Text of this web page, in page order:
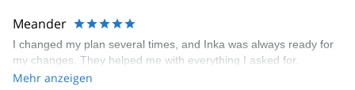
Meander
I changed my plan several times, and Inka was always ready for
my changes. They helped me with everything I asked for.
Mehr anzeigen